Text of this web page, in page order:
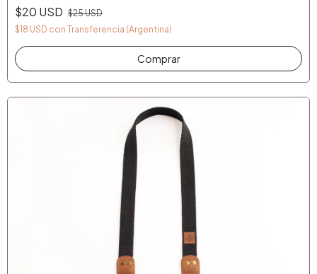
$20 USD $25 USD
$18 USD con Transferencia (Argentina)